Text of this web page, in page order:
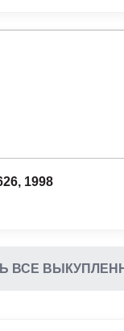
1998
ВСЕ